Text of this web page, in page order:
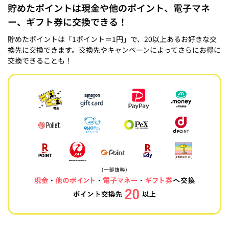
貯めたポイントは現金や他のポイント、電子マネ
ー、ギフト券に交換できる！
貯めたポイントは「1ポイント＝1円」で、20以上あるお好きな交
換先に交換できます。交換先やキャンペーンによってさらにお得に
交換できることも！